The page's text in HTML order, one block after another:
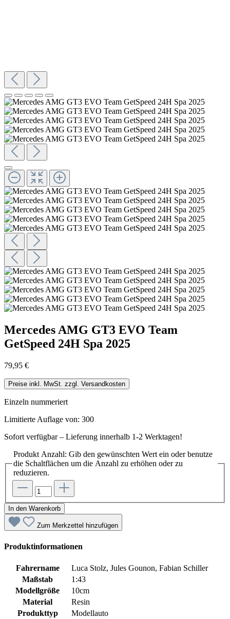
Mercedes AMG GT3 EVO Team
GetSpeed 24H Spa 2025
79,95 €
Preise inkl. MwSt. zzgl. Versandkosten
Einzeln nummeriert
Limitierte Auflage von: 300
Sofort verfügbar – Lieferung innerhalb 1-2 Werktagen!
Produkt Anzahl: Gib den gewünschten Wert ein oder benutze
die Schaltflächen um die Anzahl zu erhöhen oder zu
reduzieren.
In den Warenkorb
Zum Merkzettel hinzufügen
Produktinformationen
Fahrername
Luca Stolz, Jules Gounon, Fabian Schiller
Maßstab
1:43
Modellgröße
10cm
Material
Resin
Produkttyp
Modellauto